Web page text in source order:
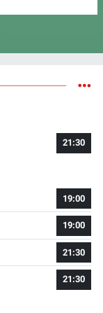
21:30
19:00
19:00
21:30
21:30